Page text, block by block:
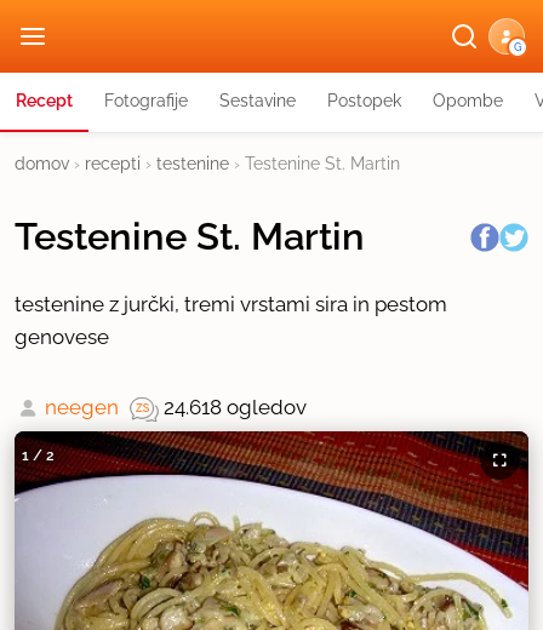
G
Recept Fotografije Sestavine Postopek Opombe
domov › recepti › testenine › Testenine St. Martin
Testenine St. Martin
testenine z jurčki, tremi vrstami sira in pestom
genovese
neegen 24.618 ogledov
1 / 2